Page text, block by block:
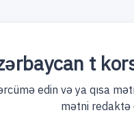
t
edin və ya qısa
mətni redaktə